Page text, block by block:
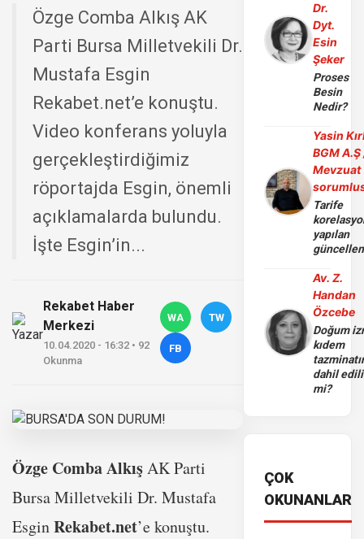
Özge Comba Alkış AK
Parti Bursa Milletvekili Dr.
Mustafa Esgin
Rekabet.net’e konuştu.
Video konferans yoluyla
gerçekleştirdiğimiz
röportajda Esgin, önemli
açıklamalarda bulundu.
İşte Esgin’in...
Rekabet Haber
Merkezi
10.04.2020 - 16:32 • 92
Okunma
WA TW
FB
Özge Comba AlkışAK Parti
Bursa Milletvekili Dr. Mustafa
EsginRekabet.net’e konuştu.
Dr.
Dyt.
Esin
Şeker
Proses
Besin
Nedir?
Yasin
BGM A.Ş
Mevzuat
Tarife
yapılan
Av. Z.
Handan
Özcebe
Doğum
kıdem
dahil
mi?
ÇOK
OKUNANLAR